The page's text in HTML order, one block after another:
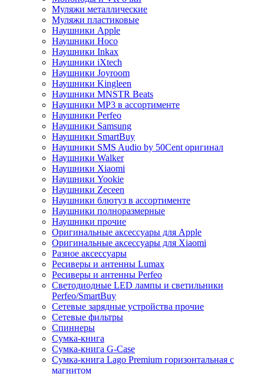
Муляжи металлические
Муляжи пластиковые
Наушники Apple
Наушники Hoco
Наушники Inkax
Наушники iXtech
Наушники Joyroom
Наушники Kingleen
Наушники MNSTR Beats
Наушники MP3 в ассортименте
Наушники Perfeo
Наушники Samsung
Наушники SmartBuy
Наушники SMS Audio by 50Cent оригинал
Наушники Walker
Наушники Xiaomi
Наушники Yookie
Наушники Zeceen
Наушники блютуз в ассортименте
Наушники полноразмерные
Наушники прочие
Оригинальные аксессуары для Apple
Оригинальные аксессуары для Xiaomi
Разное аксессуары
Ресиверы и антенны Lumax
Ресиверы и антенны Perfeo
Светодиодные LED лампы и светильники
Perfeo/SmartBuy
Сетевые зарядные устройства прочие
Сетевые фильтры
Спиннеры
Сумка-книга
Сумка-книга G-Case
Сумка-книга Lago Premium горизонтальная с
магнитом